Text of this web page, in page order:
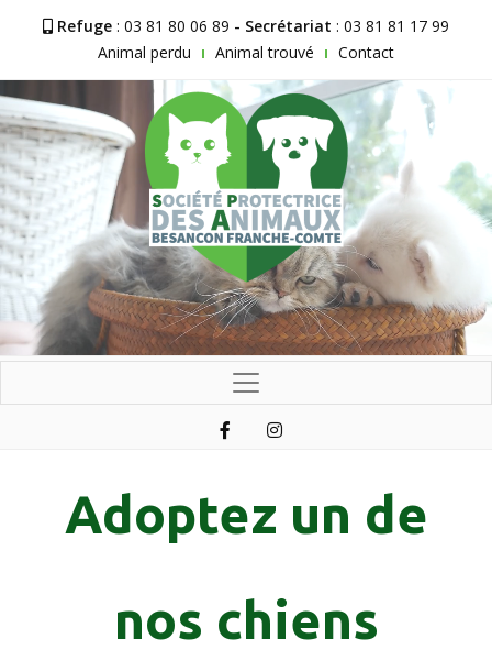
Refuge : 03 81 80 06 89 - Secrétariat : 03 81 81 17 99
Animal perdu
Animal trouvé Contact
Adoptez un de
nos chiens